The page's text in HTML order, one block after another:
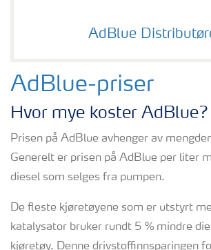
AdBlue
AdBlue-priser
Hvor mye koster AdBlue?
Prisen på AdBlue avhenger av
Generelt er prisen på AdBlue per liter
diesel som selges fra pumpen.
De fleste kjøretøyene som er utstyrt
katalysator bruker rundt 5 % mindre
kjøretøy. Denne drivstoffinnsparingen